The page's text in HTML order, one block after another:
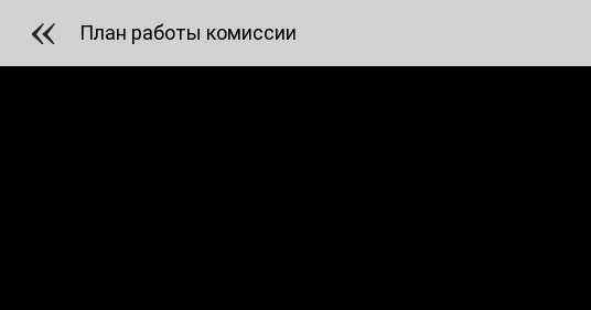
План работы комиссии